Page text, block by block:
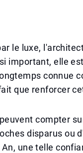
le luxe,
important, elle
connue
que renforcer
compter
disparus ou
une telle